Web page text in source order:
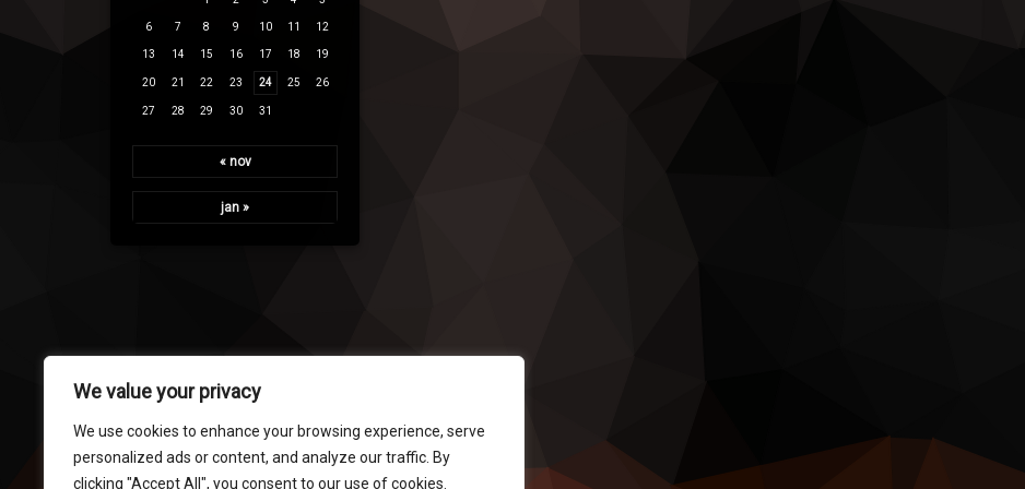
We value your privacy
We use cookies to enhance your browsing experience, serve
personalized ads or content, and analyze our traffic. By
clicking "Accept All", you consent to our use of cookies.
6 7 8 9 10 11 12
13 14 15 16 17 18 19
20 21 22 23 24 25 26
27 28 29 30 31
« nov
jan »